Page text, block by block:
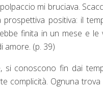
mi bruciava.
positiva: il
finita in un mese e
amore. (p. 39)
si conoscono fin dai
complicità. Ognuna